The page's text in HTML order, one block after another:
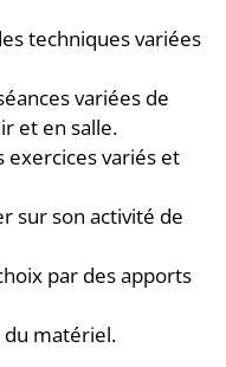
techniques variées
variées de
et en salle.
exercices variés et
sur son activité de
par des apports
du matériel.